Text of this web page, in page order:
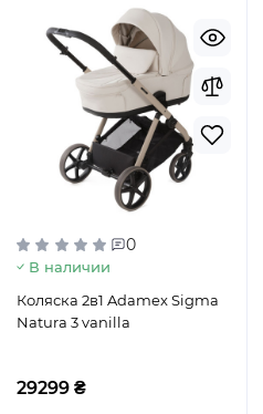
0
В наличии
Коляска 2в1 Adamex Sigma
Natura 3 vanilla
29299 ₴